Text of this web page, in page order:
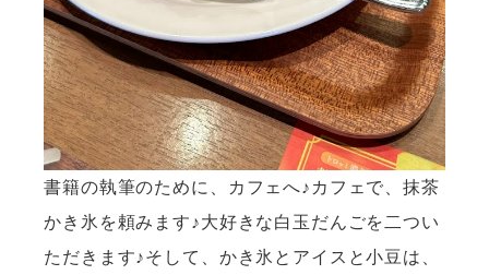
書籍の執筆のために、カフェへ♪カフェで、抹茶
かき氷を頼みます♪大好きな白玉だんごを二つい
ただきます♪そして、かき氷とアイスと小豆は、